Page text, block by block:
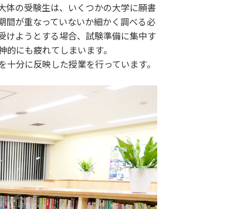
体の受験生は、いくつかの大学に願書
間が重なっていないか細かく調べる必
けようとする場合、試験準備に集中す
にも疲れてしまいます。
分に反映した授業を行っています。